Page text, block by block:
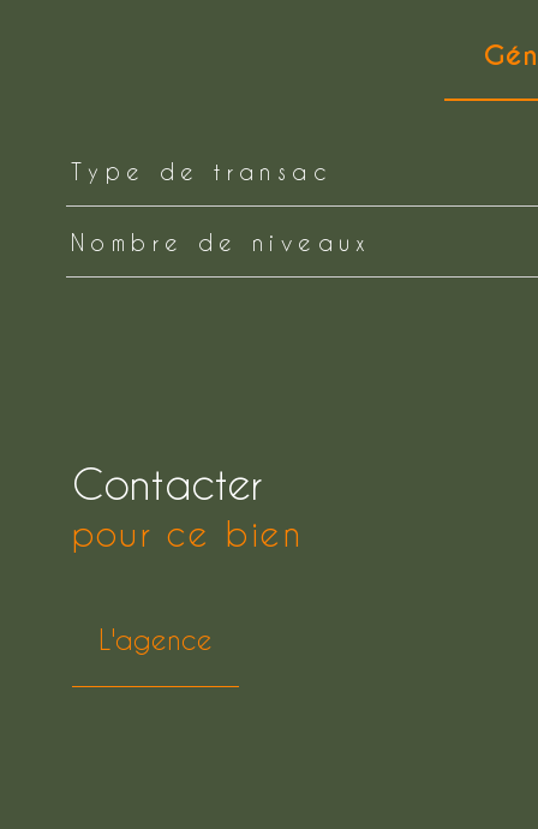
TRAD_ZEPHYR_Caracteristique
Type de transac
Nombre de niveaux
Contacter
pour ce bien
L'agence